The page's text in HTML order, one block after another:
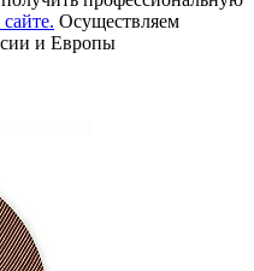
сайте. Осуществляем
и Европы